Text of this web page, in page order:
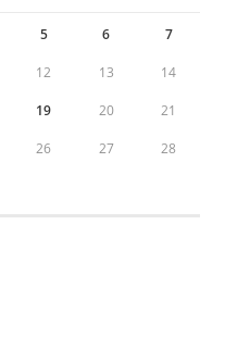
5 6 7
12 13 14
19 20 21
26 27 28